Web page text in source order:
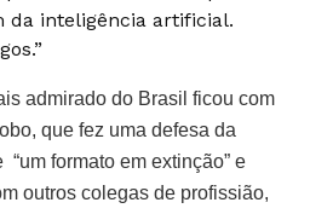
da inteligência artificial.
admirado do Brasil ficou com
que fez uma defesa da
formato em extinção” e
outros colegas de profissião,